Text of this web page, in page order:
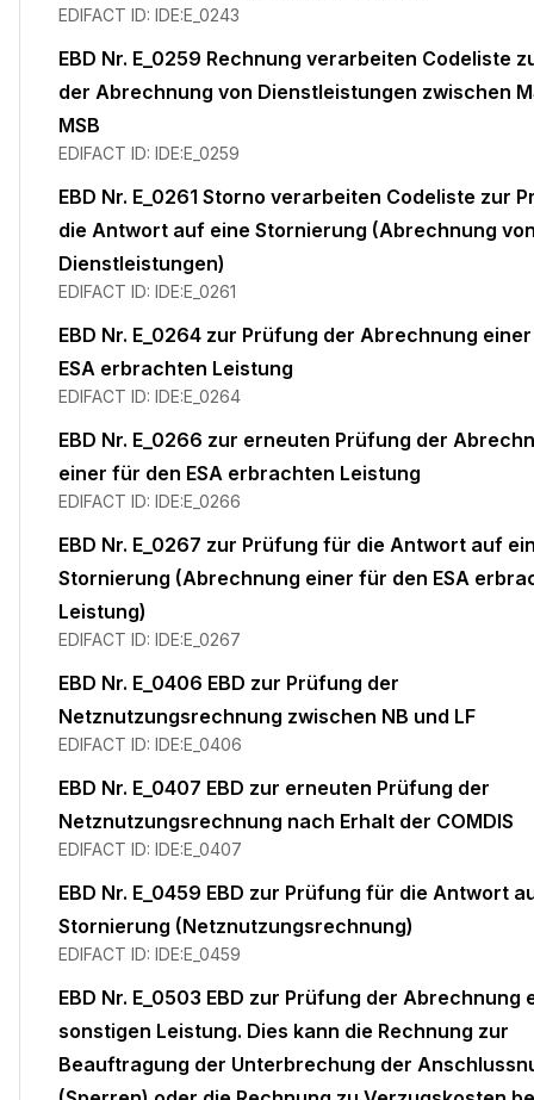
EDIFACT ID: IDE:E_0243
EBD Nr. E_0259 Rechnung verarbeiten Codeliste
der Abrechnung von Dienstleistungen zwischen
MSB
EDIFACT ID: IDE:E_0259
EBD Nr. E_0261 Storno verarbeiten Codeliste zur
die Antwort auf eine Stornierung (Abrechnung
Dienstleistungen)
EDIFACT ID: IDE:E_0261
EBD Nr. E_0264 zur Prüfung der Abrechnung
ESA erbrachten Leistung
EDIFACT ID: IDE:E_0264
EBD Nr. E_0266 zur erneuten Prüfung der
einer für den ESA erbrachten Leistung
EDIFACT ID: IDE:E_0266
EBD Nr. E_0267 zur Prüfung für die Antwort auf
Stornierung (Abrechnung einer für den ESA
Leistung)
EDIFACT ID: IDE:E_0267
EBD Nr. E_0406 EBD zur Prüfung der
Netznutzungsrechnung zwischen NB und LF
EDIFACT ID: IDE:E_0406
EBD Nr. E_0407 EBD zur erneuten Prüfung der
Netznutzungsrechnung nach Erhalt der COMDIS
EDIFACT ID: IDE:E_0407
EBD Nr. E_0459 EBD zur Prüfung für die Antwort
Stornierung (Netznutzungsrechnung)
EDIFACT ID: IDE:E_0459
EBD Nr. E_0503 EBD zur Prüfung der Abrechnung
sonstigen Leistung. Dies kann die Rechnung zur
Beauftragung der Unterbrechung der